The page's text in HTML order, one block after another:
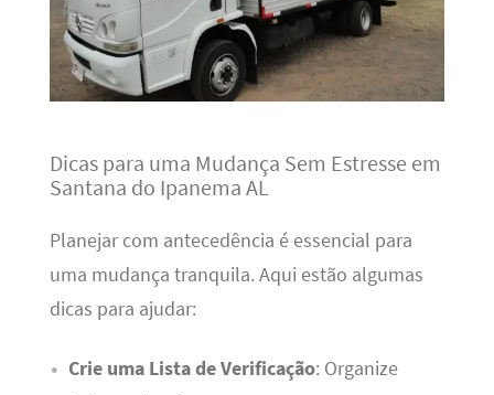
Dicas para uma Mudança Sem Estresse em
Santana do Ipanema AL
Planejar com antecedência é essencial para
uma mudança tranquila. Aqui estão algumas
dicas para ajudar:
Crie uma Lista de Verificação: Organize